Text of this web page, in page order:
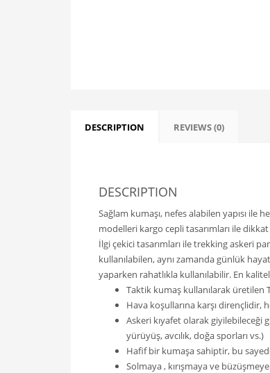
DESCRIPTION REVIEWS (0)
DESCRIPTION
Sağlam kumaşı, nefes alabilen yapısı
modelleri kargo cepli tasarımları ile
İlgi çekici tasarımları ile trekking askeri
kullanılabilen, aynı zamanda günlük
yaparken rahatlıkla kullanılabilir. En
Taktik kumaş kullanılarak
Hava koşullarına karşı dirençlidir,
Askeri kıyafet olarak giyilebileceği
yürüyüş, avcılık, doğa sporları vs.)
Hafif bir kumaşa sahiptir, bu
Solmaya , kırışmaya ve